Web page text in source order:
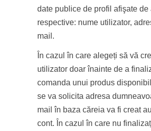
date publice de profil afişate
respective: nume utilizator,
mail.
În cazul în care alegeți să vă
utilizator doar înainte de a
comanda unui produs
se va solicita adresa
mail în baza căreia va fi creat
cont. În cazul în care nu